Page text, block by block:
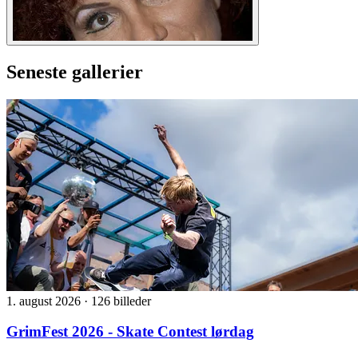
Seneste gallerier
1. august 2026 · 126 billeder
GrimFest 2026 - Skate Contest lørdag